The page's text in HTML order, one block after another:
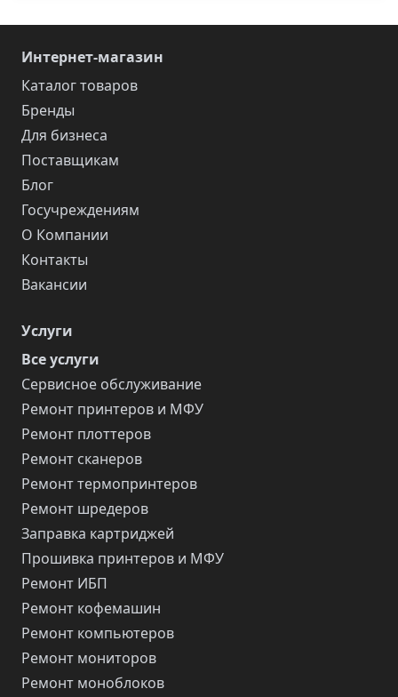
Интернет-магазин
Каталог товаров
Бренды
Для бизнеса
Поставщикам
Блог
Госучреждениям
О Компании
Контакты
Вакансии
Услуги
Все услуги
Сервисное обслуживание
Ремонт принтеров и МФУ
Ремонт плоттеров
Ремонт сканеров
Ремонт термопринтеров
Ремонт шредеров
Заправка картриджей
Прошивка принтеров и МФУ
Ремонт ИБП
Ремонт кофемашин
Ремонт компьютеров
Ремонт мониторов
Ремонт моноблоков